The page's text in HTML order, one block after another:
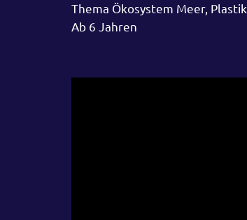
Thema Ökosystem Meer, Plastik
Ab 6 Jahren